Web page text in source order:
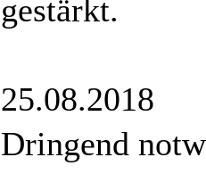
gestärkt.
25.08.2018
Dringend